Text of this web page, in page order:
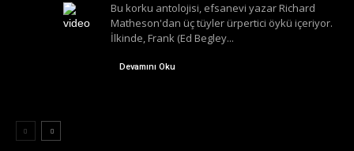
Bu korku antolojisi, efsanevi yazar Richard
Matheson'dan üç tüyler ürpertici öykü içeriyor.
İlkinde, Frank (Ed Begley...
Devamını Oku